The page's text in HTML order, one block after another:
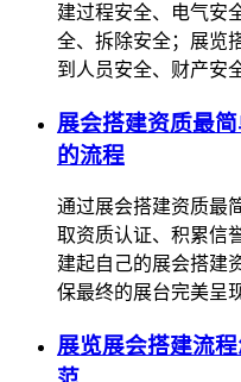
建过程安全、电气安
全、拆除安全；展览
到人员安全、财产安
展会搭建资质最
的流程
通过展会搭建资质最
取资质认证、积累信
建起自己的展会搭建
保最终的展台完美呈
展览展会搭建流